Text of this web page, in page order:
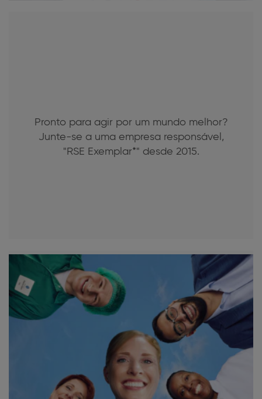
Pronto para agir por um mundo melhor?
Junte-se a uma empresa responsável,
"RSE Exemplar*" desde 2015.